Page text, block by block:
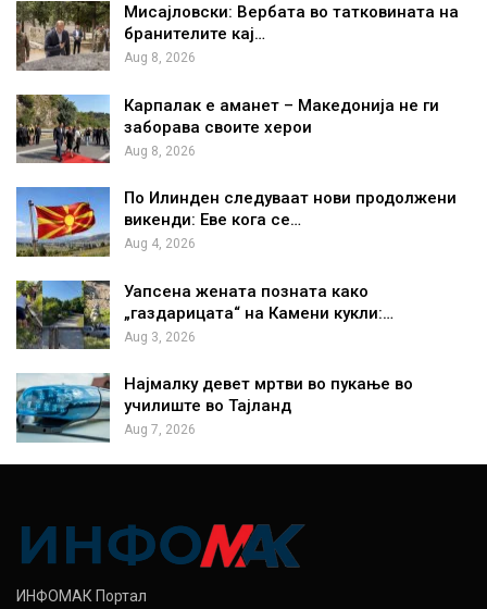
Мисајловски: Вербата во татковината на
бранителите кај…
Aug 8, 2026
Карпалак е аманет – Македонија не ги
заборава своите херои
Aug 8, 2026
По Илинден следуваат нови продолжени
викенди: Еве кога се…
Aug 4, 2026
Уапсена жената позната како
„газдарицата“ на Камени кукли:…
Aug 3, 2026
Најмалку девет мртви во пукање во
училиште во Тајланд
Aug 7, 2026
ИНФОМАК Портал